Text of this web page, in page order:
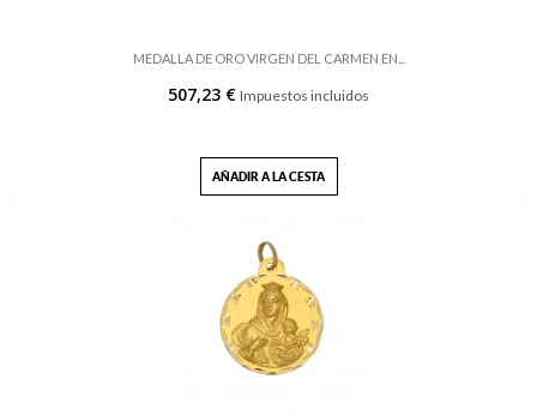
MEDALLA DE ORO VIRGEN DEL CARMEN EN...
507,23 € Impuestos incluidos
AÑADIR A LA CESTA